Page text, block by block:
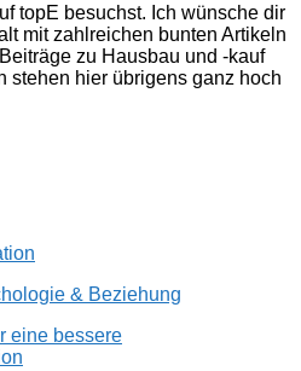
topE besuchst. Ich wünsche dir
mit zahlreichen bunten Artikeln
zu Hausbau und -kauf
stehen hier übrigens ganz hoch
& Beziehung
eine bessere